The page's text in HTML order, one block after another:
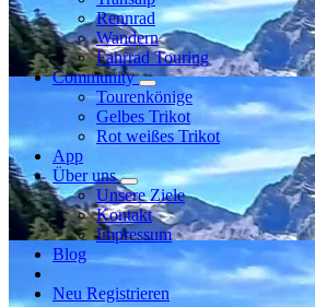
Rennrad
Wandern
Fahrrad Touring
Community
Tourenkönige
Gelbes Trikot
Rot weißes Trikot
App
Über uns
Unsere Ziele
Kontakt
Impressum
Blog
Neu Registrieren